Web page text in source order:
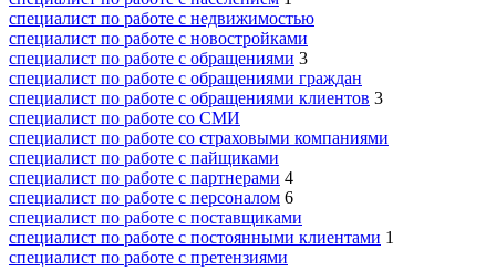
специалист по работе с недвижимостью
специалист по работе с новостройками
специалист по работе с обращениями 3
специалист по работе с обращениями граждан
специалист по работе с обращениями клиентов 3
специалист по работе со СМИ
специалист по работе со страховыми компаниями
специалист по работе с пайщиками
специалист по работе с партнерами 4
специалист по работе с персоналом 6
специалист по работе с поставщиками
специалист по работе с постоянными клиентами 1
специалист по работе с претензиями